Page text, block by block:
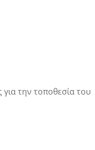
την τοποθεσία του